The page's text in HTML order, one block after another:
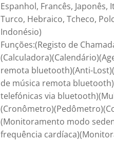
Espanhol, Francês, Japonês,
Turco, Hebraico, Tcheco,
Indonésio)
Funções:(Registo de
remota bluetooth)(Anti-
de música remota
telefónicas via
(Monitoramento modo
frequência